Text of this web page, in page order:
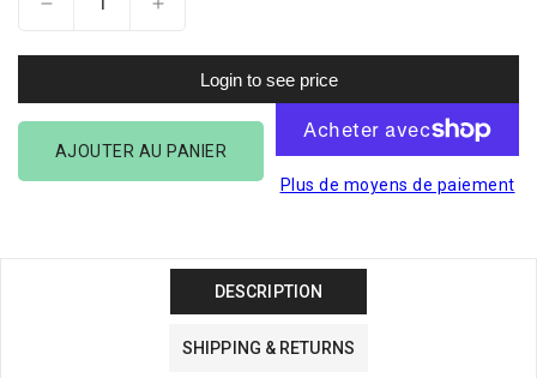
Réduire
AirFit
F20
Augmenter
AirFit
F20
Login to see price
AJOUTER AU PANIER
Plus de moyens de paiement
DESCRIPTION
SHIPPING & RETURNS